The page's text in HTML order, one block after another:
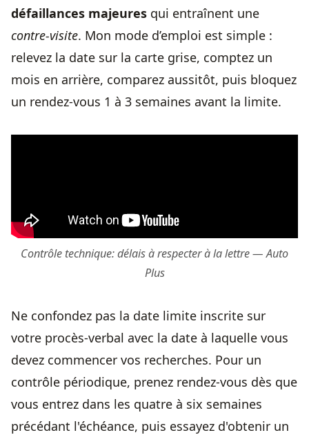
défaillances majeures qui entraînent une
contre-visite. Mon mode d’emploi est simple :
relevez la date sur la carte grise, comptez un
mois en arrière, comparez aussitôt, puis bloquez
un rendez-vous 1 à 3 semaines avant la limite.
Contrôle technique: délais à respecter à la lettre — Auto
Plus
Ne confondez pas la date limite inscrite sur
votre procès-verbal avec la date à laquelle vous
devez commencer vos recherches. Pour un
contrôle périodique, prenez rendez-vous dès que
vous entrez dans les quatre à six semaines
précédant l'échéance, puis essayez d'obtenir un